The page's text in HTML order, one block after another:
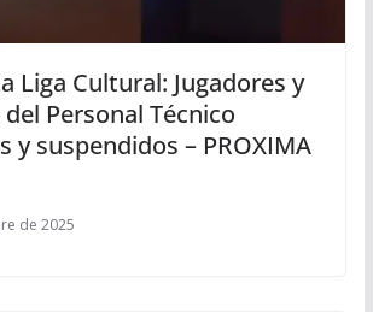
Liga Cultural: Jugadores y
Personal Técnico
y suspendidos – PROXIMA
de 2025